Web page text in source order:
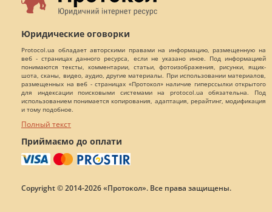
Юридические оговорки
Protocol.ua обладает авторскими правами на информацию, размещенную на
веб - страницах данного ресурса, если не указано иное. Под информацией
понимаются тексты, комментарии, статьи, фотоизображения, рисунки, ящик-
шота, сканы, видео, аудио, другие материалы. При использовании материалов,
размещенных на веб - страницах «Протокол» наличие гиперссылки открытого
для индексации поисковыми системами на protocol.ua обязательна. Под
использованием понимается копирования, адаптация, рерайтинг, модификация
и тому подобное.
Полный текст
Приймаємо до оплати
Copyright © 2014-2026 «Протокол». Все права защищены.